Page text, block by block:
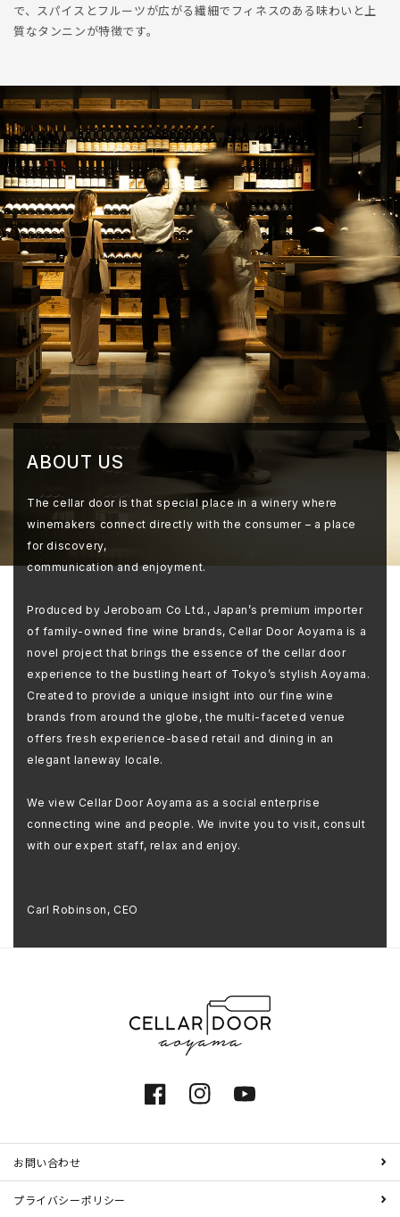
で、スパイスとフルーツが広がる繊細でフィネスのある味わいと上
質なタンニンが特徴です。
ABOUT US
The cellar door is that special place in a winery where
winemakers connect directly with the consumer – a place
for discovery,
communication and enjoyment.
Produced by Jeroboam Co Ltd., Japan’s premium importer
of family-owned fine wine brands, Cellar Door Aoyama is a
novel project that brings the essence of the cellar door
experience to the bustling heart of Tokyo’s stylish Aoyama.
Created to provide a unique insight into our fine wine
brands from around the globe, the multi-faceted venue
offers fresh experience-based retail and dining in an
elegant laneway locale.
We view Cellar Door Aoyama as a social enterprise
connecting wine and people. We invite you to visit, consult
with our expert staff, relax and enjoy.
Carl Robinson, CEO
FacebookInstagramYouTube
お問い合わせ
プライバシーポリシー